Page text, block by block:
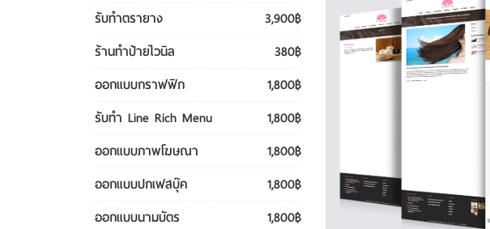
รับทําตรายาง
3,900฿
ร้านทำป้ายไวนิล
380฿
ออกแบบกราฟฟิก
1,800฿
รับทํา Line Rich Menu
1,800฿
ออกแบบภาพโฆษณา
1,800฿
ออกแบบปกเฟสบุ๊ค
1,800฿
ออกแบบนามบัตร
1,800฿